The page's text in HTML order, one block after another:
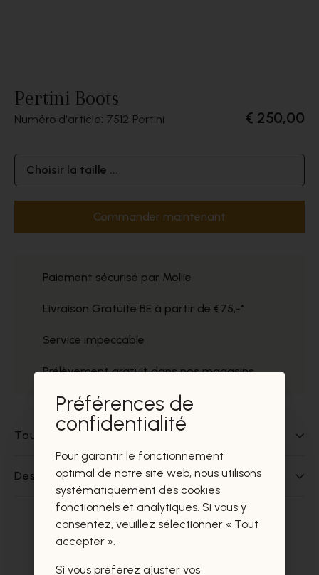
Pertini Boots
Numéro d'article: 7512 Pertini € 250,00
Choisir la taille ...
Commander maintenant
Paiement sécurisé par Mollie
Livraison Gratuite BE à partir de €75,-*
Service impeccable
Prélèvement gratuit dans nos magasins
Tout sur ce produit
Des questions sur ce produit?
Ces produits vous intéresseront
certainement aussi.
Préférences de
confidentialité
Pour garantir le fonctionnement
optimal de notre site web, nous utilisons
systématiquement des cookies
fonctionnels et analytiques. Si vous y
consentez, veuillez sélectionner « Tout
accepter ».
Si vous préférez ajuster vos